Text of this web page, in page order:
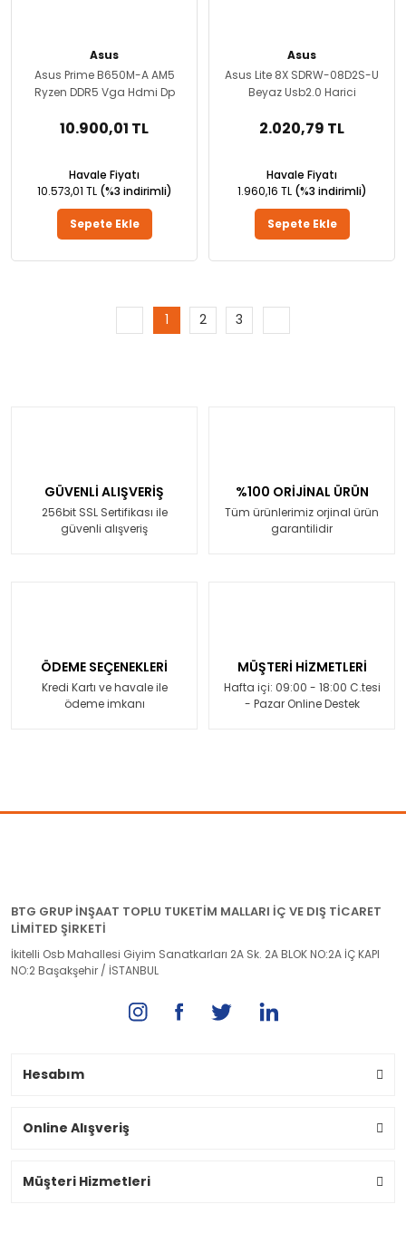
Asus
Asus Prime B650M-A AM5
Ryzen DDR5 Vga Hdmi Dp
10.900,01 TL
Havale Fiyatı
10.573,01 TL (%3 indirimli)
Sepete Ekle
Asus
Asus Lite 8X SDRW-08D2S-U
Beyaz Usb2.0 Harici
2.020,79 TL
Havale Fiyatı
1.960,16 TL (%3 indirimli)
Sepete Ekle
1 2 3
GÜVENLİ ALIŞVERİŞ
256bit SSL Sertifikası ile
güvenli alışveriş
%100 ORİJİNAL ÜRÜN
Tüm ürünlerimiz orjinal ürün
garantilidir
ÖDEME SEÇENEKLERİ
Kredi Kartı ve havale ile
ödeme imkanı
MÜŞTERİ HİZMETLERİ
Hafta içi: 09:00 - 18:00 C.tesi
- Pazar Online Destek
BTG GRUP İNŞAAT TOPLU TUKETİM MALLARI İÇ VE DIŞ TİCARET
LİMİTED ŞİRKETİ
İkitelli Osb Mahallesi Giyim Sanatkarları 2A Sk. 2A BLOK NO:2A İÇ KAPI
NO:2 Başakşehir / İSTANBUL
Hesabım
Online Alışveriş
Müşteri Hizmetleri